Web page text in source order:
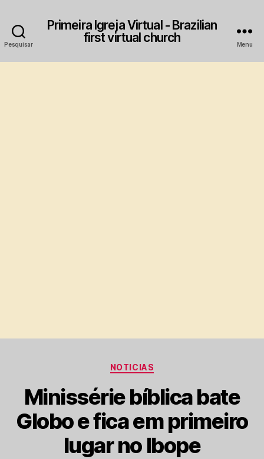
Pesquisar
Primeira Igreja Virtual - Brazilian
first virtual church
Menu
Categorias
NOTICIAS
Minissérie bíblica bate
Globo e fica em primeiro
lugar no Ibope